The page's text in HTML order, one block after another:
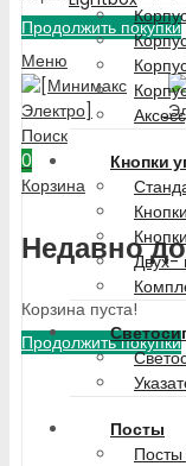
Продолжить покупки
Меню
Поиск
0
Корзина
Недавно
Корзина пуста!
Продолжить покупки
Кнопки
Двух-
Посты